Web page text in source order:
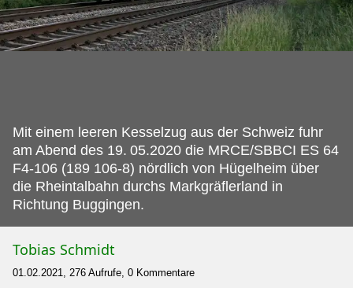
Mit einem leeren Kesselzug aus der Schweiz fuhr
am Abend des 19. 05.2020 die MRCE/SBBCI ES 64
F4-106 (189 106-8) nördlich von Hügelheim über
die Rheintalbahn durchs Markgräflerland in
Richtung Buggingen.
Tobias Schmidt
01.02.2021, 276 Aufrufe, 0 Kommentare